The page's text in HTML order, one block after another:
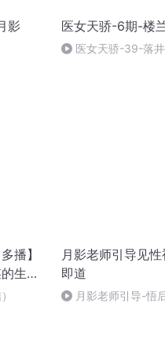
影 医女天骄-6期-楼
医女天骄-39-落井
播】
生死
月影老师引导见
即道
月影老师引导-悟